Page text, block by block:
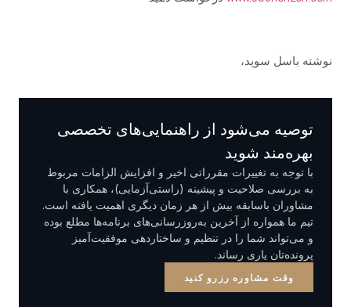
نوشته باسل سوید،
توصیه می‌شود از راهنمایی‌های تخصصی
بهره‌مند شوید
با توجه به تغییرات مقرراتی اخیر و افزایش الزامات مربوط
به بررسی صلاحیت و پیشینه (راستی‌آزمایی)، همکاری با
مشاوران باسابقه بیش از هر زمان دیگری اهمیت یافته است.
تیم ما همواره از آخرین به‌روزرسانی‌های برنامه‌ها مطلع بوده
و می‌تواند شما را در تنظیم و ساختاردهی موفقیت‌آمیز
پرونده‌تان یاری رساند.
وقت مشاوره رزرو کنید